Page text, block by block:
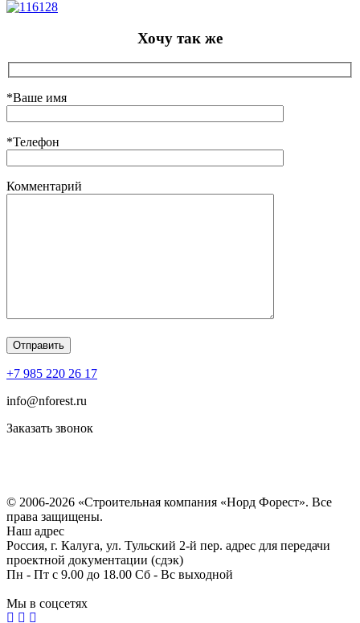
Хочу так же
*Ваше имя
*Телефон
Комментарий
+7 985 220 26 17
info@nforest.ru
Заказать звонок
© 2006-2026 «Строительная компания «Норд Форест». Все
права защищены.
Наш адрес
Россия, г. Калуга, ул. Тульский 2-й пер. адрес для передачи
проектной документации (сдэк)
Пн - Пт с 9.00 до 18.00 Сб - Вс выходной
Мы в соцсетях